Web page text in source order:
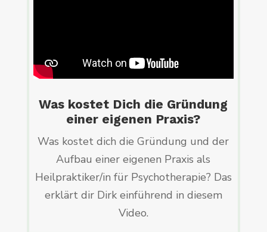
Was kostet Dich die Gründung
einer eigenen Praxis?
Was kostet dich die Gründung und der
Aufbau einer eigenen Praxis als
Heilpraktiker/in für Psychotherapie? Das
erklärt dir Dirk einführend in diesem
Video.